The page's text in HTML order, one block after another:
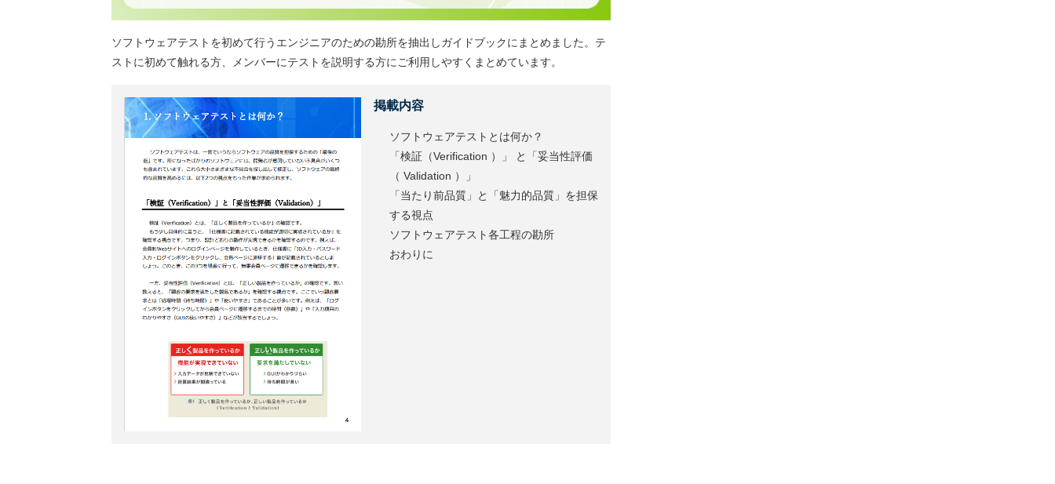
ソフトウェアテストを初めて行うエンジニアのための勘所を抽出しガイドブックにまとめました。テ
ストに初めて触れる方、メンバーにテストを説明する方にご利用しやすくまとめています。
掲載内容
ソフトウェアテストとは何か？
「検証（Verification ）」 と「妥当性評価
（ Validation ）」
「当たり前品質」と「魅力的品質」を担保
する視点
ソフトウェアテスト各工程の勘所
おわりに